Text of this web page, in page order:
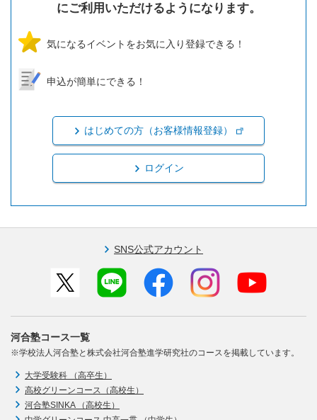
にご利用いただけるようになります。
気になるイベントをお気に入り登録できる！
申込が簡単にできる！
はじめての方（お客様情報登録）
ログイン
SNS公式アカウント
河合塾コース一覧
※学校法人河合塾と株式会社河合塾進学研究社のコースを掲載しています。
大学受験科 （高卒生）
高校グリーンコース（高校生）
河合塾SINKA （高校生）